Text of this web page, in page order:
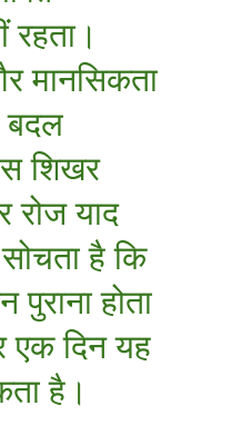
रहता।
मानसिकता
बदल
शिखर
रोज याद
है कि
पुराना होता
एक दिन यह
है।